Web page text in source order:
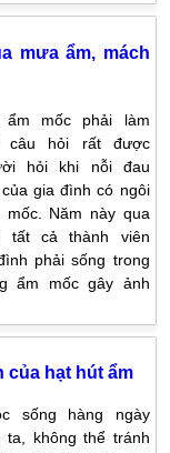
mưa ẩm, mách
mốc phải làm
câu hỏi rất được
hỏi khi nỗi đau
gia đình có ngôi
mốc. Năm này qua
tất cả thành viên
phải sống trong
ẩm mốc gây ảnh
của hạt hút ẩm
sống hàng ngày
ta, không thể tránh